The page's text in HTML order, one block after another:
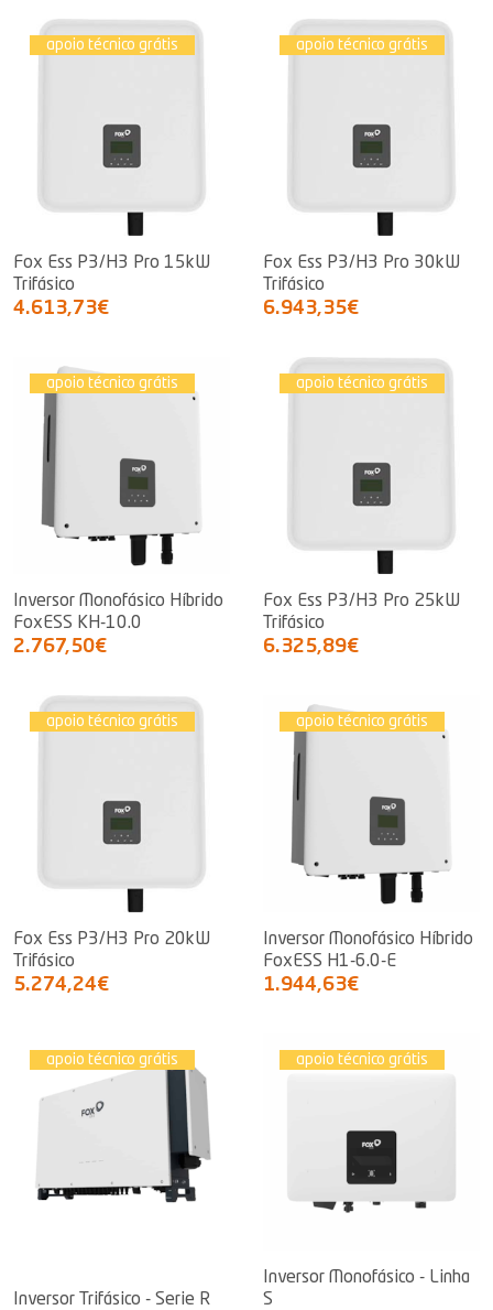
apoio técnico grátis
Fox Ess P3/H3 Pro 15kW
Trifásico
4.613,73€
apoio técnico grátis
Fox Ess P3/H3 Pro 30kW
Trifásico
6.943,35€
apoio técnico grátis
Inversor Monofásico Híbrido
FoxESS KH-10.0
2.767,50€
apoio técnico grátis
Fox Ess P3/H3 Pro 25kW
Trifásico
6.325,89€
apoio técnico grátis
Fox Ess P3/H3 Pro 20kW
Trifásico
5.274,24€
apoio técnico grátis
Inversor Monofásico Híbrido
FoxESS H1-6.0-E
1.944,63€
apoio técnico grátis
Inversor Trifásico - Serie R
apoio técnico grátis
Inversor Monofásico - Linha
S